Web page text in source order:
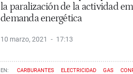
la paralización de la actividad
demanda energética
10 marzo, 2021 17:13
CARBURANTES ELECTRICIDAD GAS